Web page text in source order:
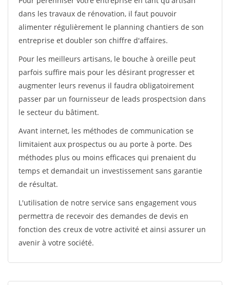
dans les travaux de rénovation, il faut pouvoir
alimenter régulièrement le planning chantiers de son
entreprise et doubler son chiffre d'affaires.
Pour les meilleurs artisans, le bouche à oreille peut
parfois suffire mais pour les désirant progresser et
augmenter leurs revenus il faudra obligatoirement
passer par un fournisseur de leads prospectsion dans
le secteur du bâtiment.
Avant internet, les méthodes de communication se
limitaient aux prospectus ou au porte à porte. Des
méthodes plus ou moins efficaces qui prenaient du
temps et demandait un investissement sans garantie
de résultat.
L'utilisation de notre service sans engagement vous
permettra de recevoir des demandes de devis en
fonction des creux de votre activité et ainsi assurer un
avenir à votre société.